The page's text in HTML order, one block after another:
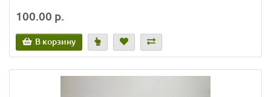
100.00 р.
В корзину